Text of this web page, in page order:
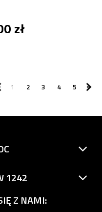
zł
1 2 3 4 5
1242
Z NAMI: